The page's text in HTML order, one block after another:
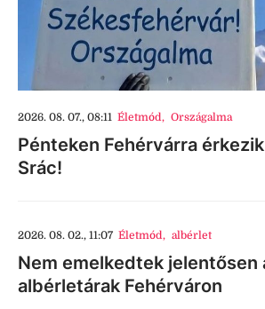
2026. 08. 07., 08:11 Életmód, Országalma
Pénteken Fehérvárra
Srác!
2026. 08. 02., 11:07 Életmód, albérlet
Nem emelkedtek jelentősen
albérletárak Fehérváron